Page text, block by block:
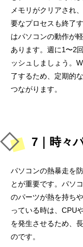
メモリがクリアされ
要なプロセスも終了
はパソコンの動作が
あります。週に1〜2
ッシュしましょう。
了するため、定期的
つながります。
7｜時々
パソコンの熱暴走を
とが重要です。パソ
のパーツが熱を持ち
っている時は、CPU
を発生させるため、
のです。